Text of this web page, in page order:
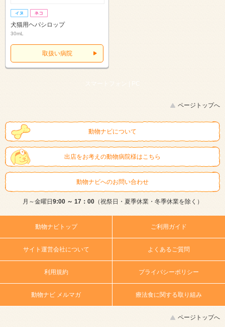
犬猫用ヘパシロップ
30mL
取扱い病院
スマートフォン | PC
ページトップへ
動物ナビについて
出店をお考えの動物病院様はこちら
動物ナビへのお問い合わせ
月～金曜日9:00 ～ 17：00（祝祭日・夏季休業・冬季休業を除く）
動物ナビトップ ご利用ガイド
サイト運営会社について よくあるご質問
利用規約 プライバシーポリシー
動物ナビ メルマガ 療法食に関する取り組み
ページトップへ